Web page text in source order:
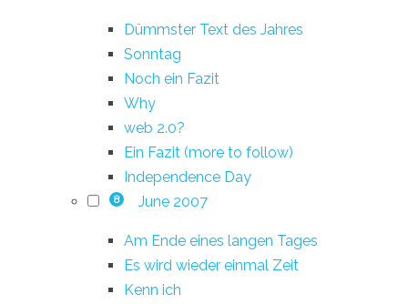
Dümmster Text des Jahres
Sonntag
Noch ein Fazit
Why
web 2.0?
Ein Fazit (more to follow)
Independence Day
8 June 2007
Am Ende eines langen Tages
Es wird wieder einmal Zeit
Kenn ich